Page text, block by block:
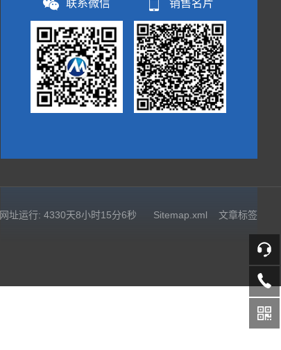
联系微信 销售名片
网址运行: 4330天8小时15分7秒 Sitemap.xml 文章标签